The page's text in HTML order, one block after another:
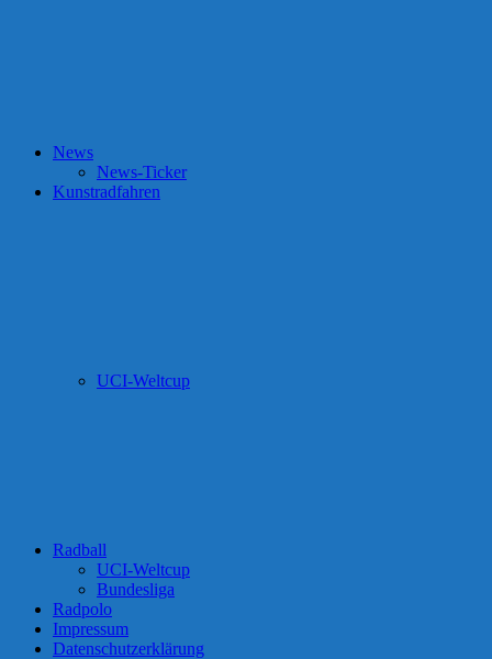
News
News-Ticker
Kunstradfahren
UCI-Weltcup
Radball
UCI-Weltcup
Bundesliga
Radpolo
Impressum
Datenschutzerklärung